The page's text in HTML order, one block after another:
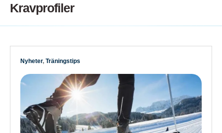
Kravprofiler
Nyheter, Träningstips